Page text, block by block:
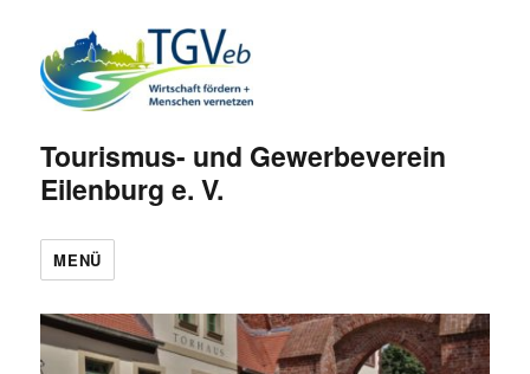
Tourismus- und Gewerbeverein
Eilenburg e. V.
MENÜ